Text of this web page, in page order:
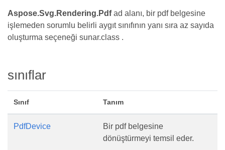
Aspose.Svg.Rendering.Pdfad alanı, bir pdf belgesine
işlemeden sorumlu belirli aygıt sınıfının yanı sıra az sayıda
oluşturma seçeneği sunar.class .
sınıflar
Sınıf Tanım
PdfDevice
Bir pdf belgesine
dönüştürmeyi temsil eder.